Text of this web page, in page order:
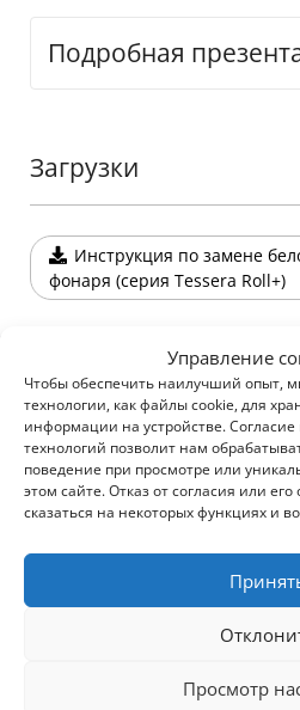
Управление
Чтобы обеспечить наилучший опыт,
технологии, как файлы cookie, для
информации на устройстве.
технологий позволит нам
поведение при просмотре или
этом сайте. Отказ от согласия или
сказаться на некоторых функциях и
Просмотр
Подробная
Загрузки
Инструкция по замене
фонаря (серия Tessera Roll+)
Конфигуратор
Скачать
руководства